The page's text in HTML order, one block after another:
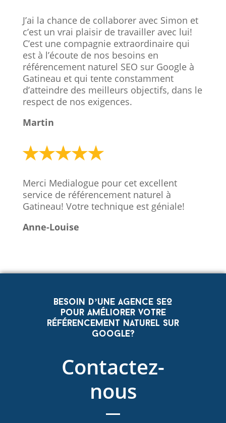
J’ai la chance de collaborer avec Simon et
c’est un vrai plaisir de travailler avec lui!
C’est une compagnie extraordinaire qui
est à l’écoute de nos besoins en
référencement naturel SEO sur Google à
Gatineau et qui tente constamment
d’atteindre des meilleurs objectifs, dans le
respect de nos exigences.
Martin
Merci Medialogue pour cet excellent
service de référencement naturel à
Gatineau! Votre technique est géniale!
Anne-Louise
Besoin d’une agence SEO
pour améliorer votre
référencement naturel sur
Google?
Contactez-
nous